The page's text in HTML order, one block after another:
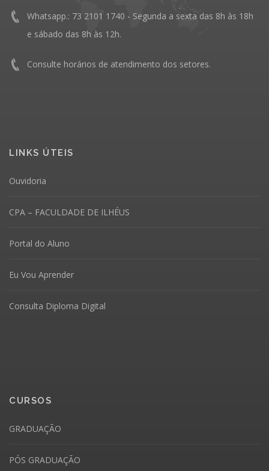
Whatsapp.: 73 2101 1740 - Segunda a sexta das 8h às 18h
e sábado das 8h às 12h.
Consulte horários de atendimento dos setores.
LINKS ÚTEIS
Ouvidoria
CPA – FACULDADE DE ILHÉUS
Portal do Aluno
Eu Vou Aprender
Consulta Diploma Digital
CURSOS
GRADUAÇÃO
PÓS GRADUAÇÃO